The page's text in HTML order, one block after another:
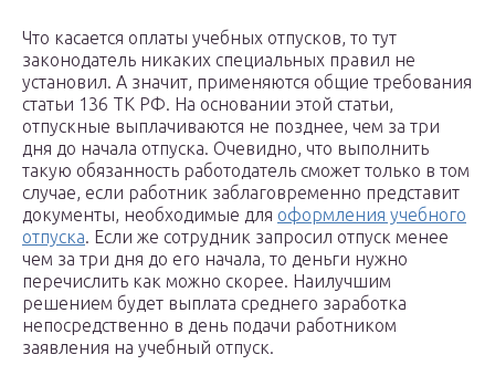
Что касается оплаты учебных отпусков, то тут
законодатель никаких специальных правил не
установил. А значит, применяются общие требования
статьи 136 ТК РФ. На основании этой статьи,
отпускные выплачиваются не позднее, чем за три
дня до начала отпуска. Очевидно, что выполнить
такую обязанность работодатель сможет только в том
случае, если работник заблаговременно представит
документы, необходимые для оформления учебного
отпуска. Если же сотрудник запросил отпуск менее
чем за три дня до его начала, то деньги нужно
перечислить как можно скорее. Наилучшим
решением будет выплата среднего заработка
непосредственно в день подачи работником
заявления на учебный отпуск.